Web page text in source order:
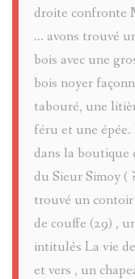
droite confronte
... avons trouvé
bois avec une
bois noyer
tabouré, une
féru et une
dans la boutique
du Sieur Simoy (
trouvé un contoir
de couffe (29) ,
intitulés La vie
et vers , un